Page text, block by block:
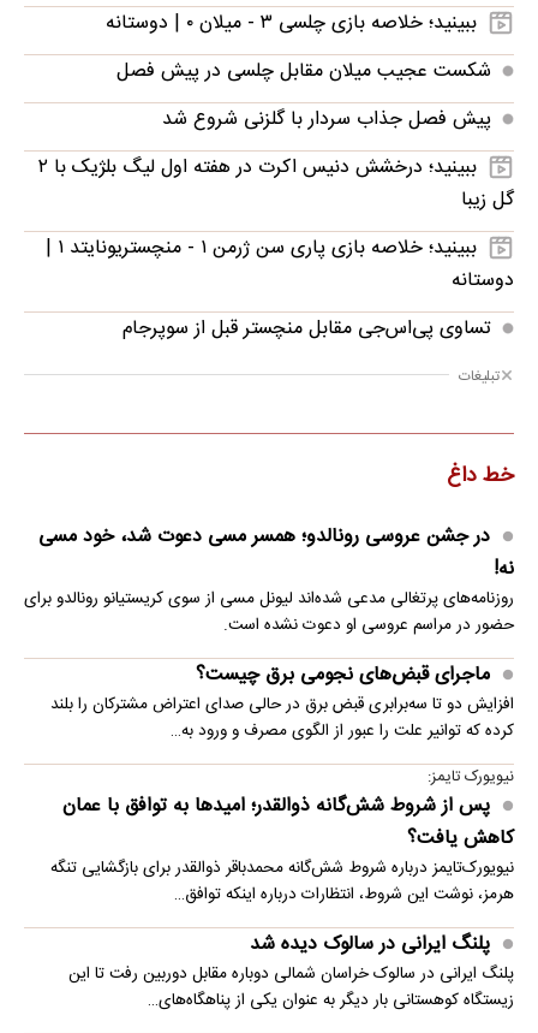
ببینید؛ خلاصه بازی چلسی ۳ - میلان ۰ | دوستانه
شکست عجیب میلان مقابل چلسی در پیش فصل
پیش فصل جذاب سردار با گلزنی شروع شد
ببینید؛ درخشش دنیس اکرت در هفته اول لیگ بلژیک با ۲
گل زیبا
ببینید؛ خلاصه بازی پاری سن ژرمن ۱ - منچستریونایتد ۱ |
دوستانه
تساوی پی‌اس‌جی مقابل منچستر قبل از سوپرجام
تبلیغات
خط داغ
در جشن عروسی رونالدو؛ همسر مسی دعوت شد، خود مسی
نه!
روزنامه‌های پرتغالی مدعی شده‌اند لیونل مسی از سوی کریستیانو رونالدو برای
حضور در مراسم عروسی او دعوت نشده است.
ماجرای قبض‌های نجومی برق چیست؟
افزایش دو تا سه‌برابری قبض برق در حالی صدای اعتراض مشترکان را بلند
کرده که توانیر علت را عبور از الگوی مصرف و ورود به…
نیویورک تایمز:
پس از شروط شش‌گانه ذوالقدر؛ امیدها به توافق با عمان
کاهش یافت؟
نیویورک‌تایمز درباره شروط شش‌گانه محمدباقر ذوالقدر برای بازگشایی تنگه
هرمز، نوشت این شروط، انتظارات درباره اینکه توافق…
پلنگ ایرانی در سالوک دیده شد
پلنگ ایرانی در سالوک خراسان شمالی دوباره مقابل دوربین رفت تا این
زیستگاه کوهستانی بار دیگر به عنوان یکی از پناهگاه‌های…